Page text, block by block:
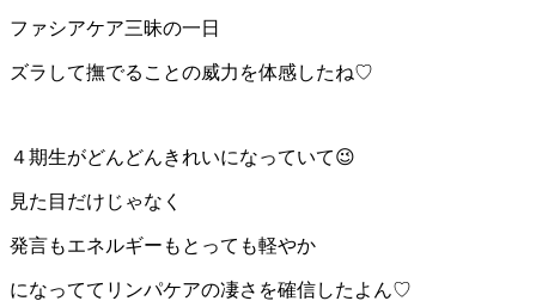
ファシアケア三昧の一日
ズラして撫でることの威力を体感したね♡
４期生がどんどんきれいになっていて😉
見た目だけじゃなく
発言もエネルギーもとっても軽やか
になっててリンパケアの凄さを確信したよん♡